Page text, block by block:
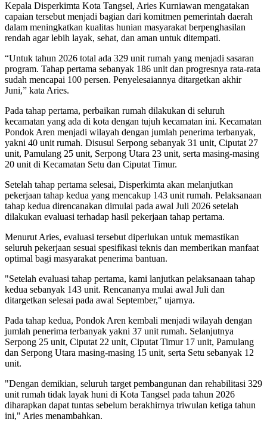
Kepala Disperkimta Kota Tangsel, Aries Kurniawan mengatakan
capaian tersebut menjadi bagian dari komitmen pemerintah daerah
dalam meningkatkan kualitas hunian masyarakat berpenghasilan
rendah agar lebih layak, sehat, dan aman untuk ditempati.
“Untuk tahun 2026 total ada 329 unit rumah yang menjadi sasaran
program. Tahap pertama sebanyak 186 unit dan progresnya rata-rata
sudah mencapai 100 persen. Penyelesaiannya ditargetkan akhir
Juni,” kata Aries.
Pada tahap pertama, perbaikan rumah dilakukan di seluruh
kecamatan yang ada di kota dengan tujuh kecamatan ini. Kecamatan
Pondok Aren menjadi wilayah dengan jumlah penerima terbanyak,
yakni 40 unit rumah. Disusul Serpong sebanyak 31 unit, Ciputat 27
unit, Pamulang 25 unit, Serpong Utara 23 unit, serta masing-masing
20 unit di Kecamatan Setu dan Ciputat Timur.
Setelah tahap pertama selesai, Disperkimta akan melanjutkan
pekerjaan tahap kedua yang mencakup 143 unit rumah. Pelaksanaan
tahap kedua direncanakan dimulai pada awal Juli 2026 setelah
dilakukan evaluasi terhadap hasil pekerjaan tahap pertama.
Menurut Aries, evaluasi tersebut diperlukan untuk memastikan
seluruh pekerjaan sesuai spesifikasi teknis dan memberikan manfaat
optimal bagi masyarakat penerima bantuan.
"Setelah evaluasi tahap pertama, kami lanjutkan pelaksanaan tahap
kedua sebanyak 143 unit. Rencananya mulai awal Juli dan
ditargetkan selesai pada awal September," ujarnya.
Pada tahap kedua, Pondok Aren kembali menjadi wilayah dengan
jumlah penerima terbanyak yakni 37 unit rumah. Selanjutnya
Serpong 25 unit, Ciputat 22 unit, Ciputat Timur 17 unit, Pamulang
dan Serpong Utara masing-masing 15 unit, serta Setu sebanyak 12
unit.
"Dengan demikian, seluruh target pembangunan dan rehabilitasi 329
unit rumah tidak layak huni di Kota Tangsel pada tahun 2026
diharapkan dapat tuntas sebelum berakhirnya triwulan ketiga tahun
ini," Aries menambahkan.